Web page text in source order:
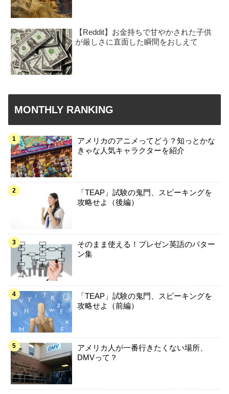
【Reddit】お金持ちで甘やかされた子供
が厳しさに直面した瞬間をおしえて
MONTHLY RANKING
アメリカのアニメってどう？知っとかな
きゃな人気キャラクターを紹介
「TEAP」試験の鬼門、スピーキングを
攻略せよ（後編）
そのまま使える！プレゼン英語のパター
ン集
「TEAP」試験の鬼門、スピーキングを
攻略せよ（前編）
アメリカ人が一番行きたくない場所、
DMVって？